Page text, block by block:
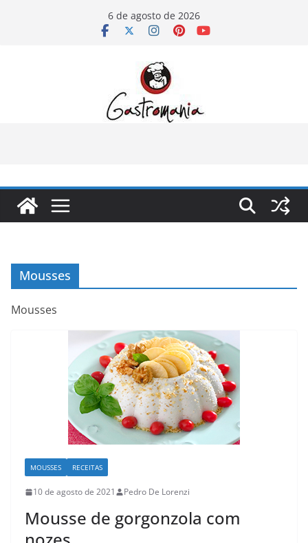
6 de agosto de 2026
Mousses
Mousses
MOUSSES RECEITAS
10 de agosto de 2021 Pedro De Lorenzi
Mousse de gorgonzola com